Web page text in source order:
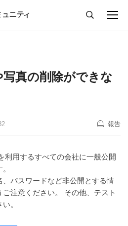
真の削除ができな
報告
利用するすべての会社に一般公開
パスワードなど非公開とする情
注意ください。 その他、テスト
。​